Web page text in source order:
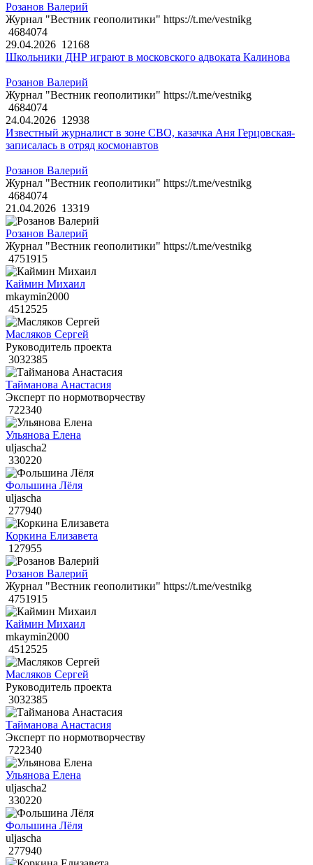
Розанов Валерий
Журнал "Вестник геополитики" https://t.me/vestnikg
4684074
29.04.2026 12168
Школьники ДНР играют в московского адвоката Калинова
Розанов Валерий
Журнал "Вестник геополитики" https://t.me/vestnikg
4684074
24.04.2026 12938
Известный журналист в зоне СВО, казачка Аня Герцовская-
записалась в отряд космонавтов
Розанов Валерий
Журнал "Вестник геополитики" https://t.me/vestnikg
4684074
21.04.2026 13319
Розанов Валерий
Журнал "Вестник геополитики" https://t.me/vestnikg
4751915
Каймин Михаил
mkaymin2000
4512525
Масляков Сергей
Руководитель проекта
3032385
Тайманова Анастасия
Эксперт по нормотворчеству
722340
Ульянова Елена
uljascha2
330220
Фольшина Лёля
uljascha
277940
Коркина Елизавета
127955
Розанов Валерий
Журнал "Вестник геополитики" https://t.me/vestnikg
4751915
Каймин Михаил
mkaymin2000
4512525
Масляков Сергей
Руководитель проекта
3032385
Тайманова Анастасия
Эксперт по нормотворчеству
722340
Ульянова Елена
uljascha2
330220
Фольшина Лёля
uljascha
277940